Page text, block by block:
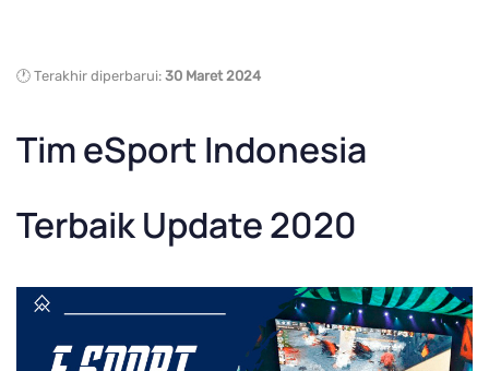
🕐 Terakhir diperbarui: 30 Maret 2024
Tim eSport Indonesia
Terbaik Update 2020